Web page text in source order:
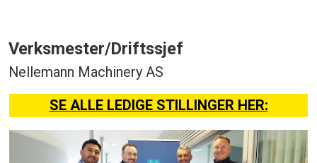
Verksmester/Driftssjef
Nellemann Machinery AS
SE ALLE LEDIGE STILLINGER HER: